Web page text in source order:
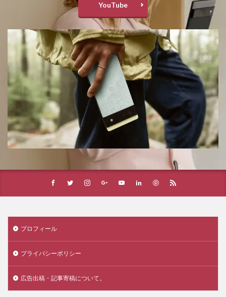
YouTube
プロフィール
プライバシーポリシー
広告出稿・記事寄稿について。